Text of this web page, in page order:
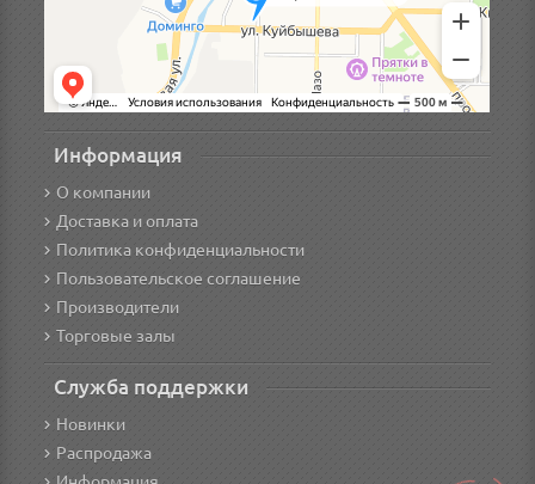
Информация
О компании
Доставка и оплата
Политика конфиденциальности
Пользовательское соглашение
Производители
Торговые залы
Служба поддержки
Новинки
Распродажа